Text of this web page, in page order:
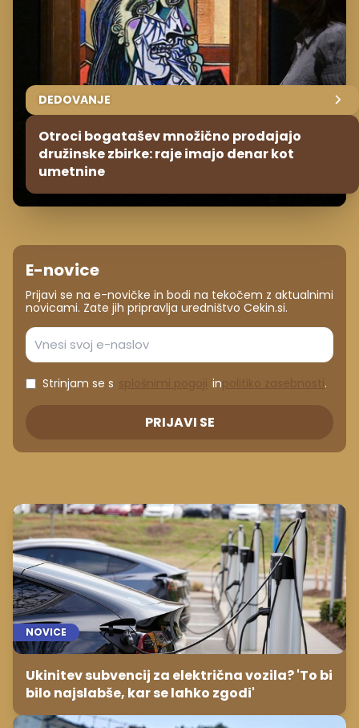
DEDOVANJE
Otroci bogatašev množično prodajajo
družinske zbirke: raje imajo denar kot
umetnine
E-novice
Prijavi se na e-novičke in bodi na tekočem z aktualnimi
novicami. Zate jih pripravlja uredništvo Cekin.si.
Strinjam se s in .
PRIJAVI SE
NOVICE
Ukinitev subvencij za električna vozila? 'To bi
bilo najslabše, kar se lahko zgodi'